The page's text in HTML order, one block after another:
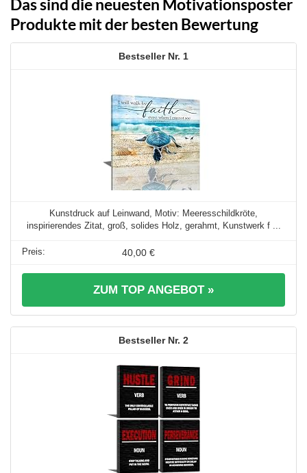
Das sind die neuesten Motivationsposter
Produkte mit der besten Bewertung
1
Kunstdruck auf Leinwand, Motiv: Meeresschildkröte,
inspirierendes Zitat, groß, solides Holz, gerahmt, Kunstwerk f ...
40,00 €
ZUM TOP ANGEBOT »
2